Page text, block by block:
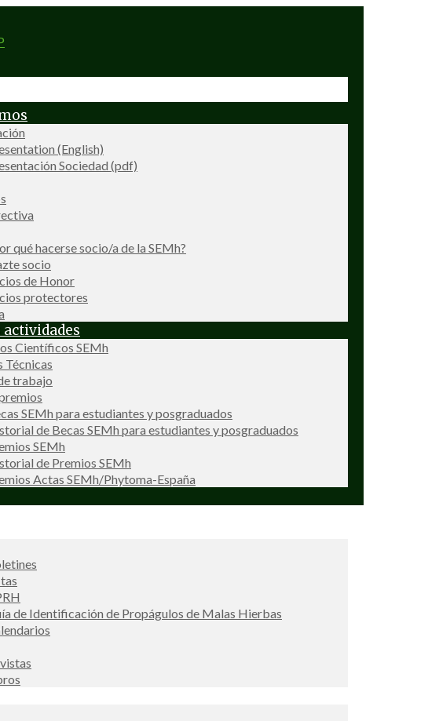
(English)
Sociedad (pdf)
qué hacerse socio/a de la SEMh?
socio
de Honor
protectores
Científicos SEMh
Técnicas
trabajo
SEMh para estudiantes y posgraduados
de Becas SEMh para estudiantes y posgraduados
SEMh
de Premios SEMh
Actas SEMh/Phytoma-España
de Identificación de Propágulos de Malas Hierbas